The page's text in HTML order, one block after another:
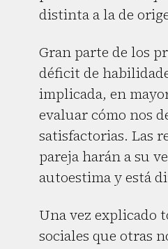
distinta a la de
Gran parte de los
déficit de
implicada, en
evaluar cómo nos
satisfactorias. Las
pareja harán a su
autoestima y está
Una vez explicado
sociales que otras